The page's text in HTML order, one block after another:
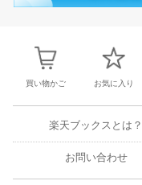
買い物かご お気に入り
楽天ブックスとは？
お問い合わせ